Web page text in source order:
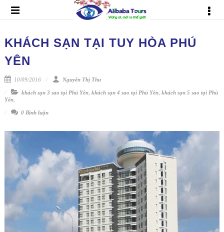
KHÁCH SẠN TẠI TUY HÒA PHÚ
YÊN
10/09/2016 Nguyễn Thị Thu
khách sạn 3 sao tại Phú Yên, khách sạn 4 sao tại Phú Yên, khách sạn 5 sao tại Phú
Yên,
0 Bình luận